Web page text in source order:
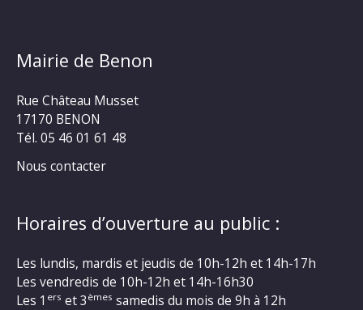
Mairie de Benon
Rue Château Musset
17170 BENON
Tél. 05 46 01 61 48
Nous contacter
Horaires d’ouverture au public :
Les lundis, mardis et jeudis de 10h-12h et 14h-17h
Les vendredis de 10h-12h et 14h-16h30
Les 1 ers et 3 èmes samedis du mois de 9h à 12h